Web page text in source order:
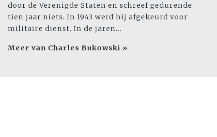
door de Verenigde Staten en schreef gedurende
tien jaar niets. In 1943 werd hij afgekeurd voor
militaire dienst. In de jaren...
Meer van Charles Bukowski »